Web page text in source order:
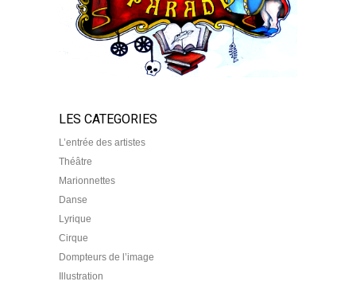
LES CATEGORIES
L’entrée des artistes
Théâtre
Marionnettes
Danse
Lyrique
Cirque
Dompteurs de l’image
Illustration